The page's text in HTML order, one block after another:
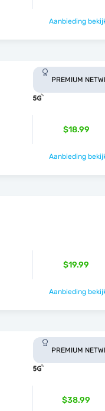
Aanbieding
PREMIUM
$18.99
Aanbieding
$19.99
Aanbieding
PREMIUM
$38.99